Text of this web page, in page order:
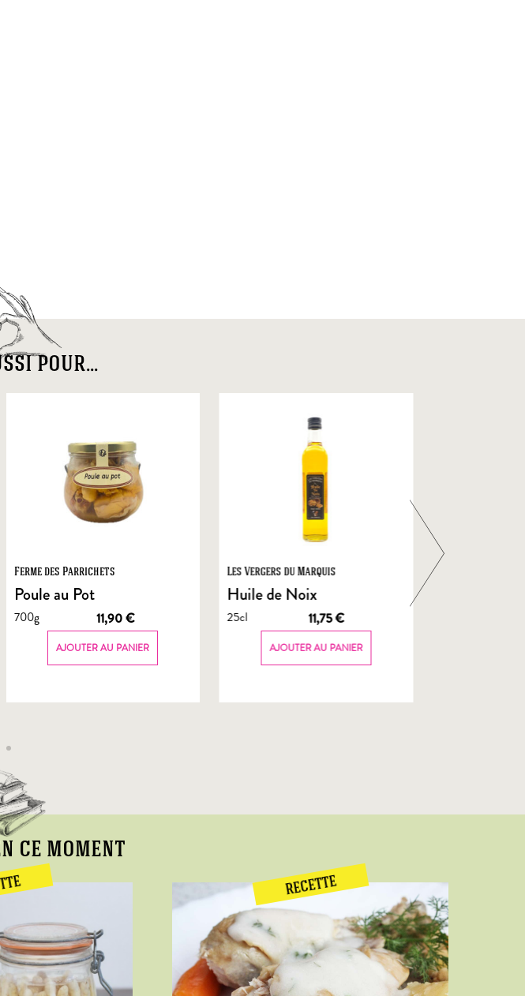
pour...
Ferme des Parrichets
Poule au Pot
700g 11,90€
AJOUTER AU PANIER
Les Vergers du Marquis
Huile de Noix
25cl 11,75€
AJOUTER AU PANIER
ce moment
RECETTE